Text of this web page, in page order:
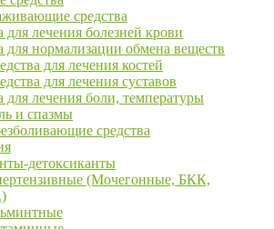
средства
для лечения болезней крови
для нормализации обмена веществ
для лечения костей
для лечения суставов
для лечения боли, температуры
и спазмы
средства
детоксиканты
(Мочегонные, БКК,